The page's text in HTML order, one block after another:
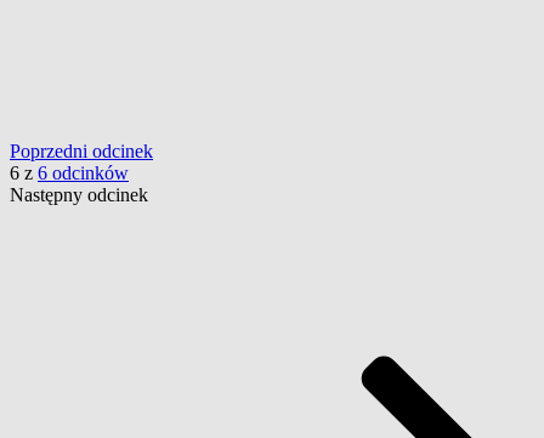
Poprzedni odcinek
6 z 6 odcinków
Następny odcinek